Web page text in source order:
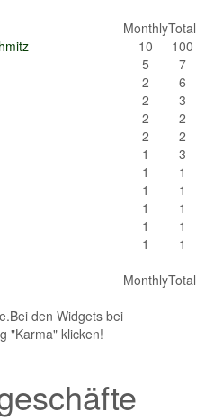
MonthlyTotal
10
100
5
7
2
6
2
3
2
2
2
2
1
3
1
1
1
1
1
1
1
1
1
1
MonthlyTotal
den Widgets bei
"Karma" klicken!